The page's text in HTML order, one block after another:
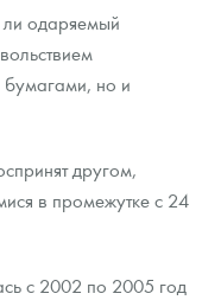
одаряемый
но и
другом,
в промежутке с 24
с 2002 по 2005 год